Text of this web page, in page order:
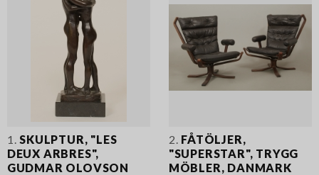
1. SKULPTUR, "LES
DEUX ARBRES",
GUDMAR OLOVSON
2. FÅTÖLJER,
"SUPERSTAR", TRYGG
MÖBLER, DANMARK